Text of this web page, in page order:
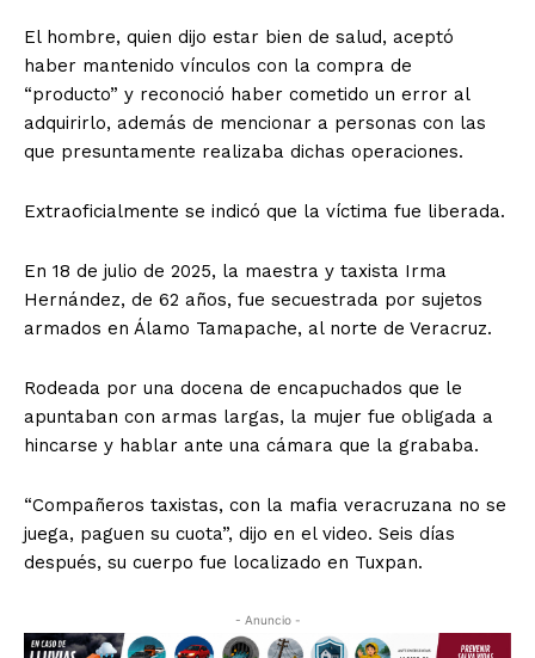
El hombre, quien dijo estar bien de salud, aceptó
haber mantenido vínculos con la compra de
“producto” y reconoció haber cometido un error al
adquirirlo, además de mencionar a personas con las
que presuntamente realizaba dichas operaciones.
Extraoficialmente se indicó que la víctima fue liberada.
En 18 de julio de 2025, la maestra y taxista Irma
Hernández, de 62 años, fue secuestrada por sujetos
armados en Álamo Tamapache, al norte de Veracruz.
Rodeada por una docena de encapuchados que le
apuntaban con armas largas, la mujer fue obligada a
hincarse y hablar ante una cámara que la grababa.
“Compañeros taxistas, con la mafia veracruzana no se
juega, paguen su cuota”, dijo en el video. Seis días
después, su cuerpo fue localizado en Tuxpan.
- Anuncio -